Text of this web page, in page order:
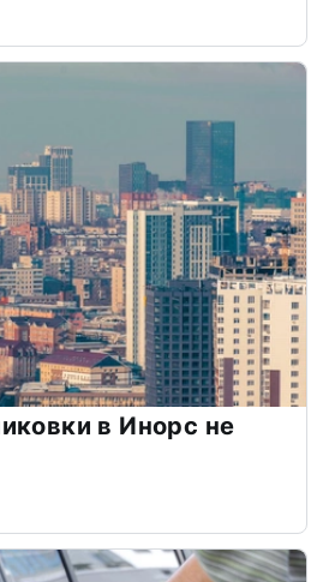
в Инорс не